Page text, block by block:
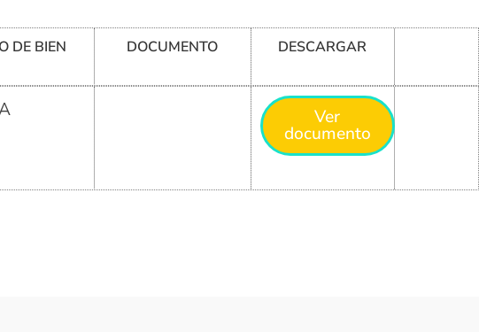
DE BIEN DOCUMENTO DESCARGAR
Ver
documento